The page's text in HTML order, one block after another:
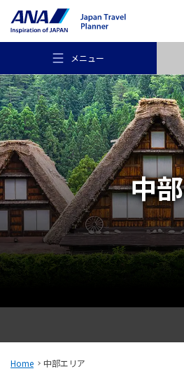
メニュー
おすすめの旅
旅のアイデア
行き先
ANA サービス
中部
Home 中部エリア